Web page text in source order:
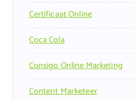
Certificaat Online
Coca Cola
Consigo Online Marketing
Content Marketeer